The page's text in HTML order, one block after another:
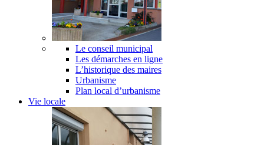
Le conseil municipal
Les démarches en ligne
L’historique des maires
Urbanisme
Plan local d’urbanisme
Vie locale